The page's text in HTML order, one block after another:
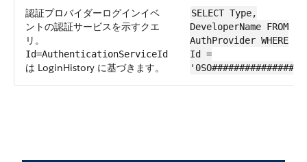
認証プロバイダーログインイベ
ントの認証サービスを示すクエ
リ。
Id=AuthenticationServiceId
は LoginHistory に基づきます。
SELECT Type,
DeveloperName FROM
AuthProvider WHERE
Id =
'0SO###############'